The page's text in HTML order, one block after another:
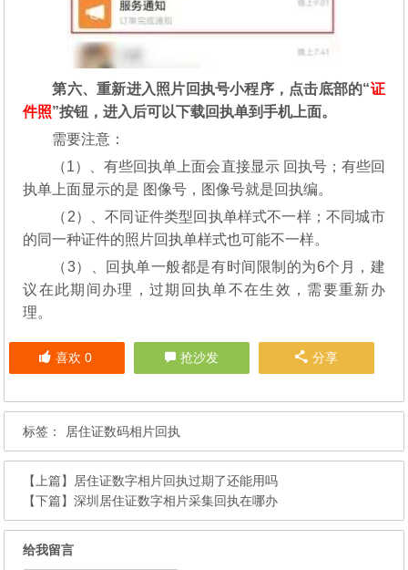
第六、重新进入照片回执号小程序，点击底部的“证
件照”按钮，进入后可以下载回执单到手机上面。
需要注意：
（1）、有些回执单上面会直接显示 回执号；有些回
执单上面显示的是 图像号，图像号就是回执编。
（2）、不同证件类型回执单样式不一样；不同城市
的同一种证件的照片回执单样式也可能不一样。
（3）、回执单一般都是有时间限制的为6个月，建
议在此期间办理，过期回执单不在生效，需要重新办
理。
喜欢 0 抢沙发 分享
标签： 居住证数码相片回执
【上篇】 居住证数字相片回执过期了还能用吗
【下篇】深圳居住证数字相片采集回执在哪办
给我留言